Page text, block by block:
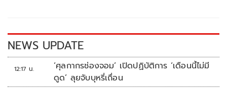
k k
NEWS UPDATE
12:17 น.
‘ศุลกากรช่องจอม’ เปิดปฏิบัติการ ‘เดือนนี้ไม่มี
ดูด’ ลุยจับบุหรี่เถื่อน